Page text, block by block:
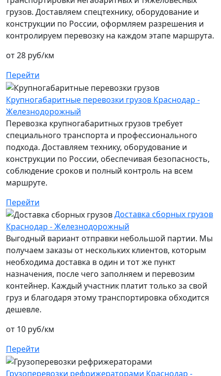
грузов. Доставляем спецтехнику, оборудование и
конструкции по России, оформляем разрешения и
контролируем перевозку на каждом этапе маршрута.
от 28 руб/км
Перейти
Крупногабаритные перевозки грузов Краснодар -
Железнодорожный
Перевозка крупногабаритных грузов требует
специального транспорта и профессионального
подхода. Доставляем технику, оборудование и
конструкции по России, обеспечивая безопасность,
соблюдение сроков и полный контроль на всем
маршруте.
Перейти
Доставка сборных грузов
Краснодар - Железнодорожный
Выгодный вариант отправки небольшой партии. Мы
получаем заказы от нескольких клиентов, которым
необходима доставка в один и тот же пункт
назначения, после чего заполняем и перевозим
контейнер. Каждый участник платит только за свой
груз и благодаря этому транспортировка обходится
дешевле.
от 10 руб/км
Перейти
Грузоперевозки рефрижераторами Краснодар -